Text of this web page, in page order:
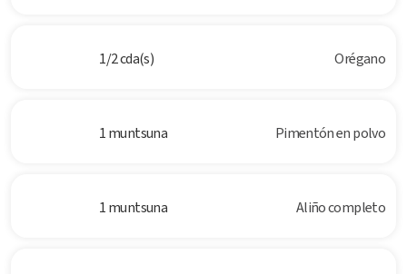
1/2 cda(s) Orégano
1 muntsuna Pimentón en polvo
1 muntsuna Aliño completo